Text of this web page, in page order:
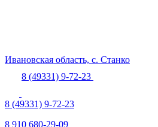
Ивановская область, с. Станко
8 (49331) 9-72-23
8 (49331) 9-72-23
8 910 680-29-09